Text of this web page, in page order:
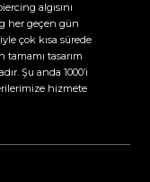
algısını
her geçen gün
çok kısa sürede
tasarım
Şu anda 1000’i
hizmete